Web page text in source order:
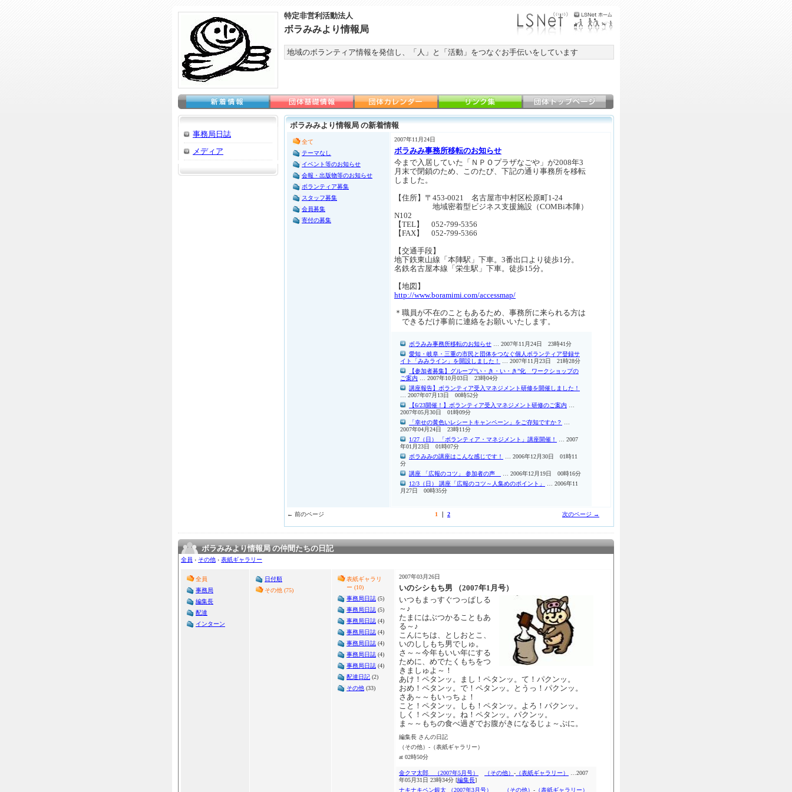
特定非営利活動法人
ボラみみより情報局
地域のボランティア情報を発信し、「人」と「活動」をつなぐお手伝いをしています
事務局日誌
メディア
ボラみみより情報局 の新着情報
全て
テーマなし
イベント等のお知らせ
会報・出版物等のお知らせ
ボランティア募集
スタッフ募集
会員募集
寄付の募集
2007年11月24日
ボラみみ事務所移転のお知らせ
今まで入居していた「ＮＰＯプラザなごや」が2008年3
月末で閉鎖のため、このたび、下記の通り事務所を移転
しました。
【住所】〒453-0021 名古屋市中村区松原町1-24
地域密着型ビジネス支援施設（COMBi本陣）
N102
【TEL】 052-799-5356
【FAX】 052-799-5366
【交通手段】
地下鉄東山線「本陣駅」下車。3番出口より徒歩1分。
名鉄名古屋本線「栄生駅」下車。徒歩15分。
【地図】
http://www.boramimi.com/accessmap/
＊職員が不在のこともあるため、事務所に来られる方は
できるだけ事前に連絡をお願いいたします。
ボラみみ事務所移転のお知らせ … 2007年11月24日 23時41分
愛知・岐阜・三重の市民と団体をつなぐ個人ボランティア登録サ
イト「みみライン」を開設しました！
… 2007年11月23日 21時28分
【参加者募集】グループ“い・き・い・き”化 ワークショップの
ご案内 … 2007年10月03日 23時04分
講座報告】ボランティア受入マネジメント研修を開催しました！
… 2007年07月13日 00時52分
【6/23開催！】ボランティア受入マネジメント研修のご案内
2007年05月30日 01時09分
「幸せの黄色いレシートキャンペーン」をご存知ですか？
2007年04月24日 23時11分
1/27（日） 「ボランティア・マネジメント」講座開催！
… 2007
年01月23日 01時07分
ボラみみの講座はこんな感じです！
… 2006年12月30日 01時11
分
講座 「広報のコツ」 参加者の声
… 2006年12月19日 00時16分
12/3（日） 講座「広報のコツ～人集めのポイント」
… 2006年11
月27日 00時35分
← 前のページ 1 2 次のページ →
ボラみみより情報局 の仲間たちの日記
全員 › その他 › 表紙ギャラリー
全員
事務局
編集長
配達
インターン
日付順
その他 (75)
表紙ギャラリ
ー (10)
事務局日誌 (5)
事務局日誌 (5)
事務局日誌 (4)
事務局日誌 (4)
事務局日誌 (4)
事務局日誌 (4)
事務局日誌 (4)
配達日記 (2)
その他 (33)
2007年03月26日
いのシシもち男 （2007年1月号）
いつもまっすぐつっぱしる
～♪
たまにはぶつかることもあ
る～♪
こんにちは、としおとこ、
いのししもち男でしゅ。
さ～～今年もいい年にする
ために、めでたくもちをつ
きましゅよ～！
あけ！ペタンッ。まし！ペタンッ。て！パクンッ。
おめ！ペタンッ。で！ペタンッ。とうっ！パクンッ。
さあ～～もいっちょ！
こと！ペタンッ。しも！ペタンッ。よろ！パクンッ。
しく！ペタンッ。ね！ペタンッ。パクンッ。
ま～～もちの食べ過ぎでお腹がきになるじょ～ぷに。
編集長 さんの日記
（その他）-（表紙ギャラリー）
at 02時50分
金クマ太郎 （2007年5月号） （その他） - （表紙ギャラリー）
…2007
年05月31日 23時34分 [編集長]
ナキナキペン銀太 （2007年3月号）
（その他） - （表紙ギャラリー）